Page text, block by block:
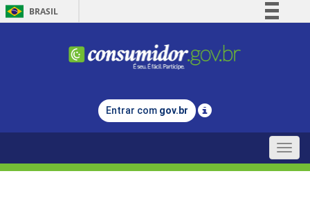
BRASIL
Comunica BR
Legislação
Entrar com gov.br
Toggle